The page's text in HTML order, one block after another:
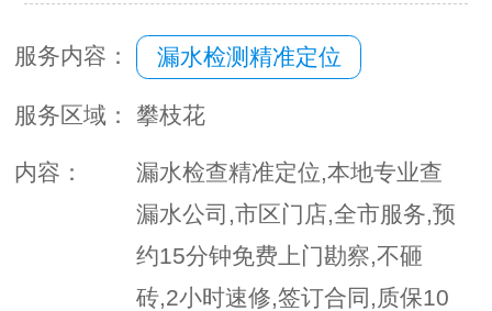
服务内容： 漏水检测精准定位
服务区域： 攀枝花
内容：
漏水检查精准定位,本地专业查
漏水公司,市区门店,全市服务,预
约15分钟免费上门勘察,不砸
砖,2小时速修,签订合同,质保10